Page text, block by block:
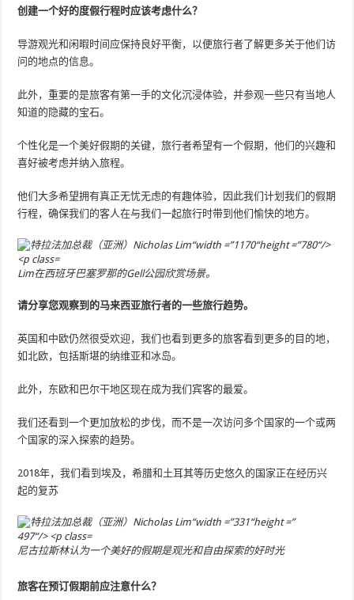
创建一个好的度假行程时应该考虑什么？
导游观光和闲暇时间应保持良好平衡，以便旅行者了解更多关于他们访
问的地点的信息。
此外，重要的是旅客有第一手的文化沉浸体验，并参观一些只有当地人
知道的隐藏的宝石。
个性化是一个美好假期的关键，旅行者希望有一个假期，他们的兴趣和
喜好被考虑并纳入旅程。
他们大多希望拥有真正无忧无虑的有趣体验，因此我们计划我们的假期
行程，确保我们的客人在与我们一起旅行时带到他们愉快的地方。
Lim在西班牙巴塞罗那的Gell公园欣赏场景。
请分享您观察到的马来西亚旅行者的一些旅行趋势。
英国和中欧仍然很受欢迎，我们也看到更多的旅客看到更多的目的地，
如北欧，包括斯堪的纳维亚和冰岛。
此外，东欧和巴尔干地区现在成为我们宾客的最爱。
我们还看到一个更加放松的步伐，而不是一次访问多个国家的一个或两
个国家的深入探索的趋势。
2018年，我们看到埃及，希腊和土耳其等历史悠久的国家正在经历兴
起的复苏
尼古拉斯林认为一个美好的假期是观光和自由探索的好时光
旅客在预订假期前应注意什么？